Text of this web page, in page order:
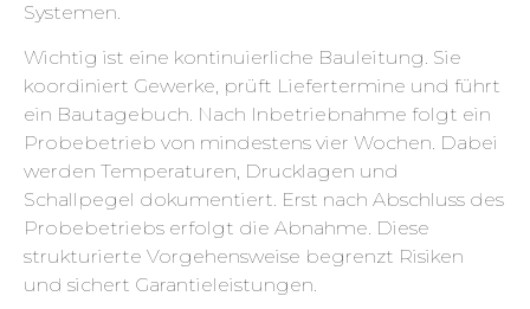
Systemen.
Wichtig ist eine kontinuierliche Bauleitung. Sie
koordiniert Gewerke, prüft Liefertermine und führt
ein Bautagebuch. Nach Inbetriebnahme folgt ein
Probebetrieb von mindestens vier Wochen. Dabei
werden Temperaturen, Drucklagen und
Schallpegel dokumentiert. Erst nach Abschluss des
Probebetriebs erfolgt die Abnahme. Diese
strukturierte Vorgehensweise begrenzt Risiken
und sichert Garantieleistungen.